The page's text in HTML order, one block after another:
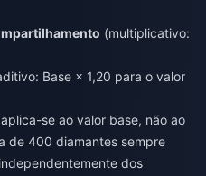
(multiplicativo:
Base × 1,20 para o valor
se ao valor base, não ao
de 400 diamantes sempre
dos